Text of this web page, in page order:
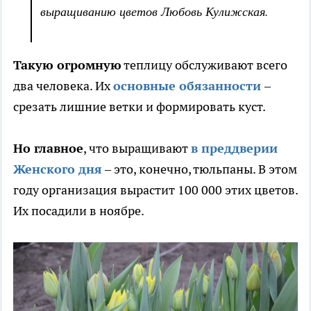
выращиванию цветов Любовь Кулижская.
Такую огромнуютеплицу обслуживают всего
два человека. Ихосновные обязанности–
срезать лишние ветки и формировать куст.
Но главное, что выращиваютв преддверии
Женского дня– это, конечно, тюльпаны. В этом
году организация вырастит 100 000 этих цветов.
Их посадили в ноябре.